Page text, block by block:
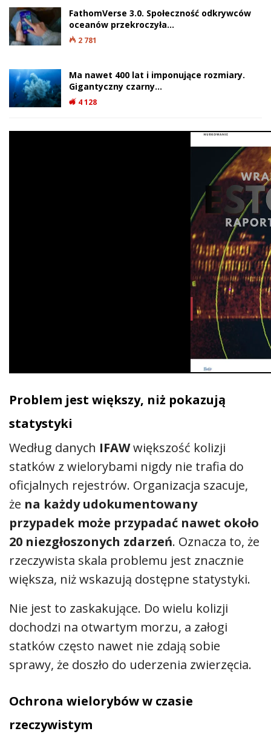
FathomVerse 3.0. Społeczność odkrywców
oceanów przekroczyła…
2 781
Ma nawet 400 lat i imponujące rozmiary.
Gigantyczny czarny…
4 128
Problem jest większy, niż pokazują
statystyki
Według danych IFAWwiększość kolizji
statków z wielorybami nigdy nie trafia do
oficjalnych rejestrów. Organizacja szacuje,
że na każdy udokumentowany
przypadek może przypadać nawet około
20 niezgłoszonych zdarzeń. Oznacza to, że
rzeczywista skala problemu jest znacznie
większa, niż wskazują dostępne statystyki.
Nie jest to zaskakujące. Do wielu kolizji
dochodzi na otwartym morzu, a załogi
statków często nawet nie zdają sobie
sprawy, że doszło do uderzenia zwierzęcia.
Ochrona wielorybów w czasie
rzeczywistym